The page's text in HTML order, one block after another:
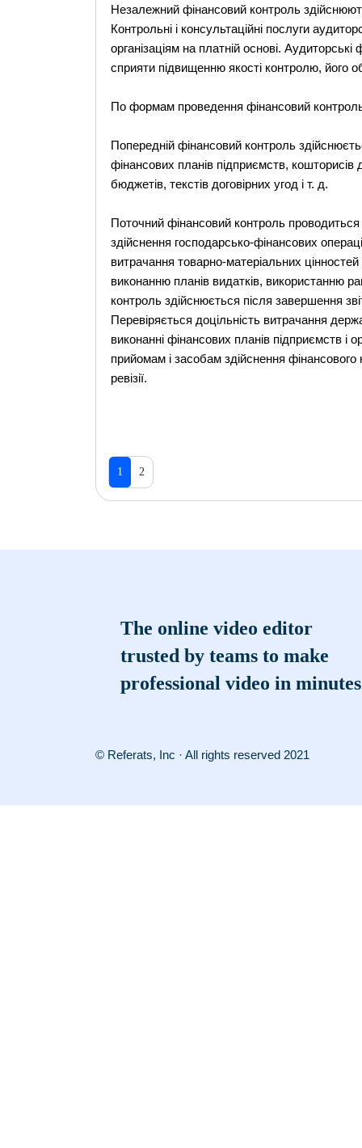
Незалежний фінансовий контроль
Контрольні і консультаційні послуги
організаціям на платній основі.
сприяти підвищенню якості контролю, його
По формам проведення фінансовий
Попередній фінансовий контроль
фінансових планів підприємств, кошторисів
бюджетів, текстів договірних угод і т. д.
Поточний фінансовий контроль
здійснення господарсько-фінансових
витрачання товарно-матеріальних цінностей
виконанню планів видатків, використанню
контроль здійснюється після завершення
Перевіряється доцільність витрачання
виконанні фінансових планів підприємств і
прийомам і засобам здійснення
ревізії.
1 2
The online video editor
trusted by teams to make
professional video in minutes
© Referats, Inc · All rights reserved 2021